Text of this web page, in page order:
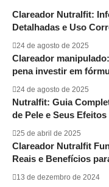
Clareador Nutralfit:
Detalhadas e Uso
24 de agosto de 2025
Clareador
pena investir em
24 de agosto de 2025
Nutralfit: Guia
de Pele e Seus Efeitos
25 de abril de 2025
Clareador Nutralfit
Reais e Benefícios
13 de dezembro de 2024